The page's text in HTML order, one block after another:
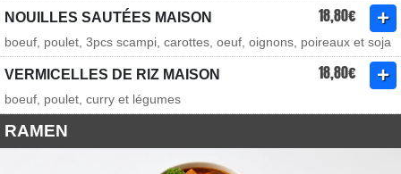
NOUILLES SAUTÉES MAISON 18,80€
boeuf, poulet, 3pcs scampi, carottes, oeuf, oignons, poireaux et soja
VERMICELLES DE RIZ MAISON 18,80€
boeuf, poulet, curry et légumes
RAMEN